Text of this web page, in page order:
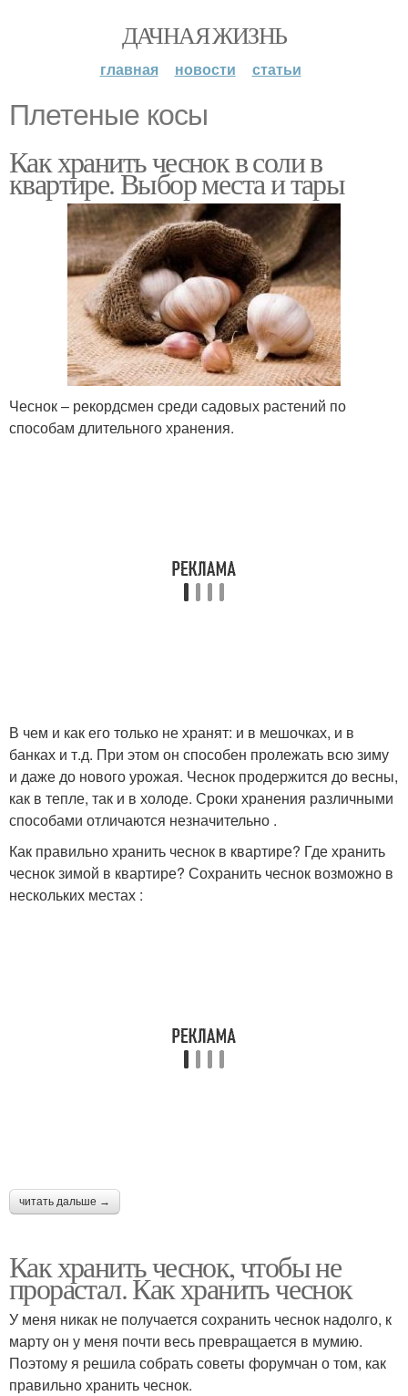
ДАЧНАЯ ЖИЗНЬ
главная новости статьи
Плетеные косы
Как хранить чеснок в соли в
квартире. Выбор места и тары
Чеснок – рекордсмен среди садовых растений по
способам длительного хранения.
В чем и как его только не хранят: и в мешочках, и в
банках и т.д. При этом он способен пролежать всю зиму
и даже до нового урожая. Чеснок продержится до весны,
как в тепле, так и в холоде. Сроки хранения различными
способами отличаются незначительно .
Как правильно хранить чеснок в квартире? Где хранить
чеснок зимой в квартире? Сохранить чеснок возможно в
нескольких местах :
читать дальше →
Как хранить чеснок, чтобы не
прорастал. Как хранить чеснок
У меня никак не получается сохранить чеснок надолго, к
марту он у меня почти весь превращается в мумию.
Поэтому я решила собрать советы форумчан о том, как
правильно хранить чеснок.